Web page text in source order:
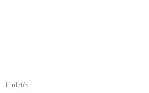
hirdetés